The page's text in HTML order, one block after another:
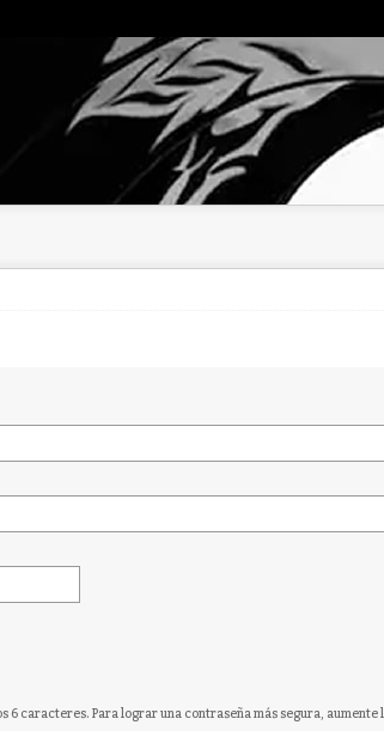
6 caracteres. Para lograr una contraseña más segura, aumente